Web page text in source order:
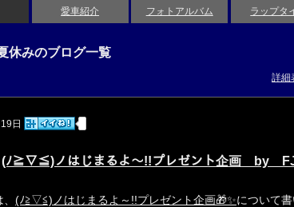
愛車紹介 フォトアルバム ラップタ
休みのブログ一覧
詳細
日
(ﾉ≧▽≦)ノはじまるよ～!!プレゼント企画 by
(ﾉ≧▽≦)ノはじまるよ～!!プレゼント企画🎁✨について書